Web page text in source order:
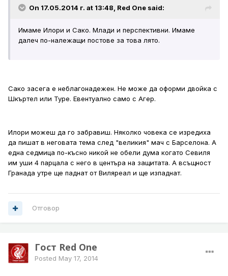
On 17.05.2014 г. at 13:48, Red One said:
Имаме Илори и Сако. Млади и перспективни. Имаме
далеч по-належащи постове за това лято.
Сако засега е неблагонадежен. Не може да оформи двойка с
Шкъртел или Туре. Евентуално само с Агер.
Илори можеш да го забравиш. Няколко човека се изредиха
да пишат в неговата тема след "великия" мач с Барселона. А
една седмица по-късно никой не обели дума когато Севиля
им уши 4 парцала с него в центъра на защитата. А всъщност
Гранада утре ще паднат от Виляреал и ще изпаднат.
Отговор
Гост Red One
Posted May 17, 2014